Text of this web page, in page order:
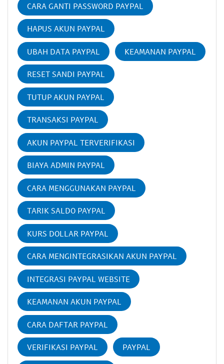
CARA GANTI PASSWORD PAYPAL
HAPUS AKUN PAYPAL
UBAH DATA PAYPAL KEAMANAN PAYPAL
RESET SANDI PAYPAL
TUTUP AKUN PAYPAL
TRANSAKSI PAYPAL
AKUN PAYPAL TERVERIFIKASI
BIAYA ADMIN PAYPAL
CARA MENGGUNAKAN PAYPAL
TARIK SALDO PAYPAL
KURS DOLLAR PAYPAL
CARA MENGINTEGRASIKAN AKUN PAYPAL
INTEGRASI PAYPAL WEBSITE
KEAMANAN AKUN PAYPAL
CARA DAFTAR PAYPAL
VERIFIKASI PAYPAL PAYPAL